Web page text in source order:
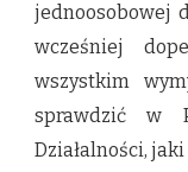
jednoosobowej
wcześniej
wszystkim
sprawdzić w
Działalności,